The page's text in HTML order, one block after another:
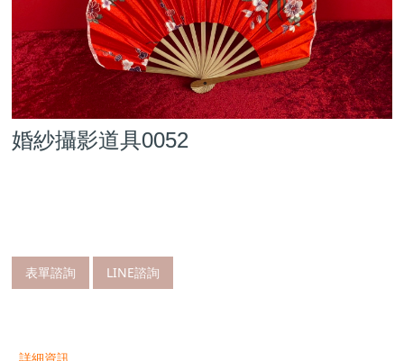
婚紗攝影道具0052
表單諮詢 LINE諮詢